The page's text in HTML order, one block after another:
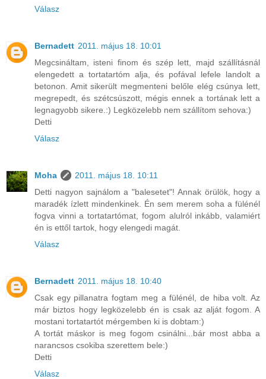
Válasz
Bernadett 2011. május 18. 10:01
Megcsináltam, isteni finom és szép lett, majd szállításnál
elengedett a tortatartóm alja, és pofával lefele landolt a
betonon. Amit sikerült megmenteni belőle elég csúnya lett,
megrepedt, és szétcsúszott, mégis ennek a tortának lett a
legnagyobb sikere.:) Legközelebb nem szállítom sehova:)
Detti
Válasz
Moha
2011. május 18. 10:11
Detti nagyon sajnálom a "balesetet"! Annak örülök, hogy a
maradék ízlett mindenkinek. Én sem merem soha a fülénél
fogva vinni a tortatartómat, fogom alulról inkább, valamiért
én is ettől tartok, hogy elengedi magát.
Válasz
Bernadett 2011. május 18. 10:40
Csak egy pillanatra fogtam meg a fülénél, de hiba volt. Az
már biztos hogy legközelebb én is csak az alját fogom. A
mostani tortatartót mérgemben ki is dobtam:)
A tortát máskor is meg fogom csinálni...bár most abba a
narancsos csokiba szerettem bele:)
Detti
Válasz